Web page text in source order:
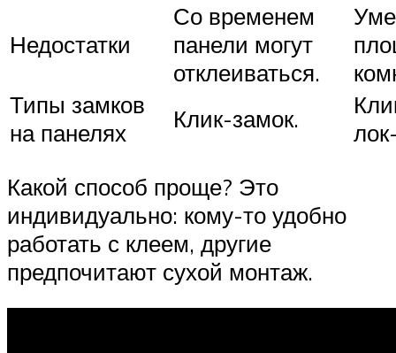
Недостатки
Со временем
панели могут
отклеиваться.
Типы замков
на панелях
Клик-замок.
Какой способ проще? Это
индивидуально: кому-то удобно
работать с клеем, другие
предпочитают сухой монтаж.